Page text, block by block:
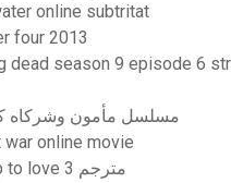
online subtritat
four 2013
dead season 9 episode 6
مسلسل مأمون وشركاه
war online movie
A round trip to love 3 مترجم